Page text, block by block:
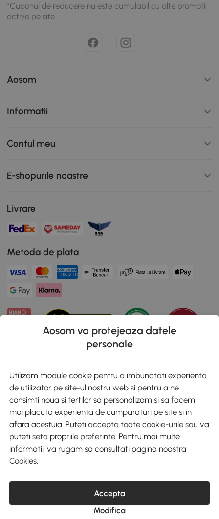
*Cuponul de reducere nu este cumulabil cu alte promotii
active pe site
Aosom
Informatii
Contul meu
E-shopurile noastre
Livrare
Metoda de plata
Descarca aplicatia Aosom
Google Play
+40 312294730 clienti@aosom.ro
Romania, Bucureşti Sectorul 2, Str. Barbu Paris Mumuleanu, Nr. 30-
CUI: 49266464
COD CAEN: 4755
Capital Social 200
Aosom va protejeaza datele
personale
Utilizam module cookie pentru a imbunatati experienta
de utilizator pe site-ul nostru web si pentru a ne
consimti noua si tertilor sa personalizam si sa facem
mai placuta experienta de cumparaturi pe site si in
afara acestuia. Puteti accepta toate cookie-urile sau va
puteti seta propriile preferinte. Pentru mai multe
informatii, va rugam sa consultati pagina noastra
Cookies.
Accepta
Modifica